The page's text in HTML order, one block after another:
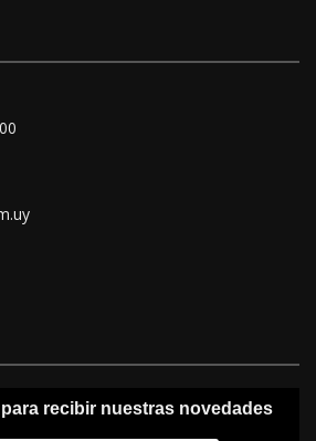
para recibir nuestras novedades